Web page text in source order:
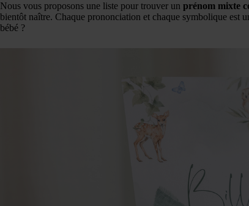
Nous vous proposons une liste pour trouver un prénom mixte
bientôt naître. Chaque prononciation et chaque symbolique est
bébé ?